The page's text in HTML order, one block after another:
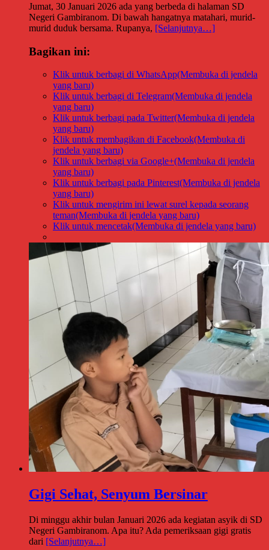
Jumat, 30 Januari 2026 ada yang berbeda di halaman SD
Negeri Gambiranom. Di bawah hangatnya matahari, murid-
murid duduk bersama. Rupanya, [Selanjutnya…]
Bagikan ini:
Klik untuk berbagi di WhatsApp(Membuka di jendela
yang baru)
Klik untuk berbagi di Telegram(Membuka di jendela
yang baru)
Klik untuk berbagi pada Twitter(Membuka di jendela
yang baru)
Klik untuk membagikan di Facebook(Membuka di
jendela yang baru)
Klik untuk berbagi via Google+(Membuka di jendela
yang baru)
Klik untuk berbagi pada Pinterest(Membuka di jendela
yang baru)
Klik untuk mengirim ini lewat surel kepada seorang
teman(Membuka di jendela yang baru)
Klik untuk mencetak(Membuka di jendela yang baru)
Gigi Sehat, Senyum Bersinar
Di minggu akhir bulan Januari 2026 ada kegiatan asyik di SD
Negeri Gambiranom. Apa itu? Ada pemeriksaan gigi gratis
dari [Selanjutnya…]